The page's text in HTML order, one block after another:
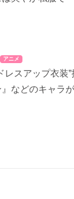
アニメ
レスアップ衣装
などのキャラ